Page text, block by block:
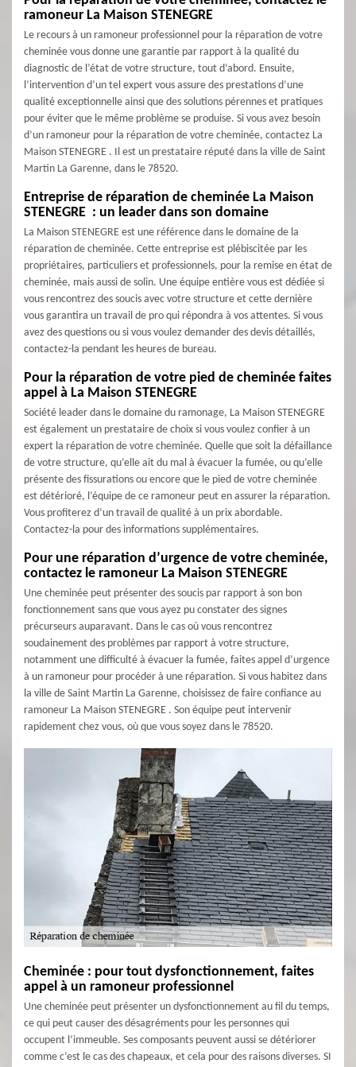
ramoneur La Maison STENEGRE
Le recours à un ramoneur professionnel pour la réparation de votre
cheminée vous donne une garantie par rapport à la qualité du
diagnostic de l’état de votre structure, tout d’abord. Ensuite,
l’intervention d’un tel expert vous assure des prestations d’une
qualité exceptionnelle ainsi que des solutions pérennes et pratiques
pour éviter que le même problème se produise. Si vous avez besoin
d’un ramoneur pour la réparation de votre cheminée, contactez La
Maison STENEGRE . Il est un prestataire réputé dans la ville de Saint
Martin La Garenne, dans le 78520.
Entreprise de réparation de cheminée La Maison
STENEGRE : un leader dans son domaine
La Maison STENEGRE est une référence dans le domaine de la
réparation de cheminée. Cette entreprise est plébiscitée par les
propriétaires, particuliers et professionnels, pour la remise en état de
cheminée, mais aussi de solin. Une équipe entière vous est dédiée si
vous rencontrez des soucis avec votre structure et cette dernière
vous garantira un travail de pro qui répondra à vos attentes. Si vous
avez des questions ou si vous voulez demander des devis détaillés,
contactez-la pendant les heures de bureau.
Pour la réparation de votre pied de cheminée faites
appel à La Maison STENEGRE
Société leader dans le domaine du ramonage, La Maison STENEGRE
est également un prestataire de choix si vous voulez confier à un
expert la réparation de votre cheminée. Quelle que soit la défaillance
de votre structure, qu’elle ait du mal à évacuer la fumée, ou qu’elle
présente des fissurations ou encore que le pied de votre cheminée
est détérioré, l’équipe de ce ramoneur peut en assurer la réparation.
Vous profiterez d’un travail de qualité à un prix abordable.
Contactez-la pour des informations supplémentaires.
Pour une réparation d’urgence de votre cheminée,
contactez le ramoneur La Maison STENEGRE
Une cheminée peut présenter des soucis par rapport à son bon
fonctionnement sans que vous ayez pu constater des signes
précurseurs auparavant. Dans le cas où vous rencontrez
soudainement des problèmes par rapport à votre structure,
notamment une difficulté à évacuer la fumée, faites appel d’urgence
à un ramoneur pour procéder à une réparation. Si vous habitez dans
la ville de Saint Martin La Garenne, choisissez de faire confiance au
ramoneur La Maison STENEGRE . Son équipe peut intervenir
rapidement chez vous, où que vous soyez dans le 78520.
Cheminée : pour tout dysfonctionnement, faites
appel à un ramoneur professionnel
Une cheminée peut présenter un dysfonctionnement au fil du temps,
ce qui peut causer des désagréments pour les personnes qui
occupent l’immeuble. Ses composants peuvent aussi se détériorer
comme c’est le cas des chapeaux, et cela pour des raisons diverses. SI